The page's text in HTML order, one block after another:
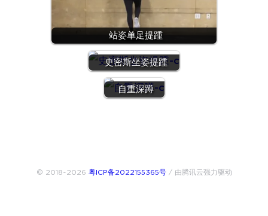
站姿单足提踵
史密斯坐姿提踵
自重深蹲
© 2018~2026 粤ICP备2022155365号/ 由腾讯云强力驱动